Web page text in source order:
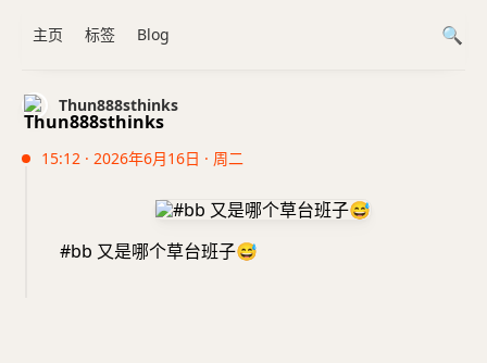
Thun888sthinks
15:12 · 2026年6月16日 · 周二
#bb 又是哪个草台班子😅
主页 标签 Blog